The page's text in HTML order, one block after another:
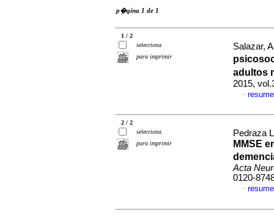
p�gina 1 de 1
1 / 2
selecciona
para imprimir
Salazar,
adultos
2015,
·
2 / 2
selecciona
para imprimir
Pedraza
MMSE
Acta
0120-
·